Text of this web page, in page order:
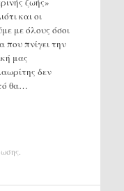
και οι
με όλους όσοι
που πνίγει την
μας
δεν
θα…
.